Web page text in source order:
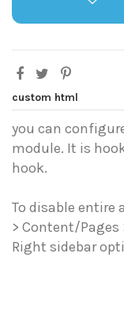
custom html
you can
module. It is
hook.
To disable entire
> Content/Pages
Right sidebar